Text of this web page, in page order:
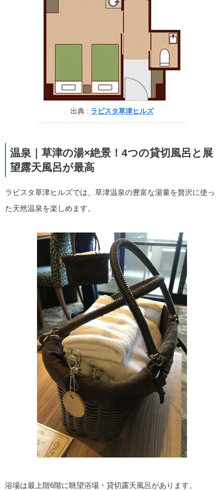
出典 : ラビスタ草津ヒルズ
温泉｜草津の湯×絶景！4つの貸切風呂と展
望露天風呂が最高
ラビスタ草津ヒルズでは、草津温泉の豊富な湯量を贅沢に使っ
た天然温泉を楽しめます。
浴場は最上階6階に眺望浴場・貸切露天風呂があります。